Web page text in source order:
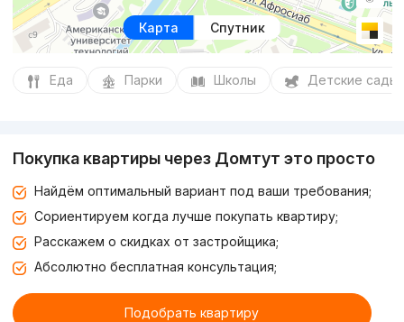
Карта Спутник
Еда Парки Школы Детские сады
Покупка квартиры через Домтут это просто
Найдём оптимальный вариант под ваши требования;
Сориентируем когда лучше покупать квартиру;
Расскажем о скидках от застройщика;
Абсолютно бесплатная консультация;
Подобрать квартиру